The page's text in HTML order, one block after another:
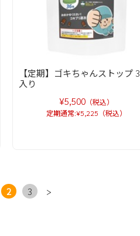
【定期】ゴキちゃんストップ
入り
¥5,500 （税込）
定期通常:¥5,225（税込）
2 3 >